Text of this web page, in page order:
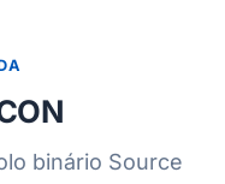
binário Source